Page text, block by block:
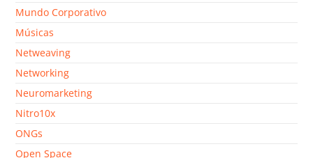
Mundo Corporativo
Músicas
Netweaving
Networking
Neuromarketing
Nitro10x
ONGs
Open Space